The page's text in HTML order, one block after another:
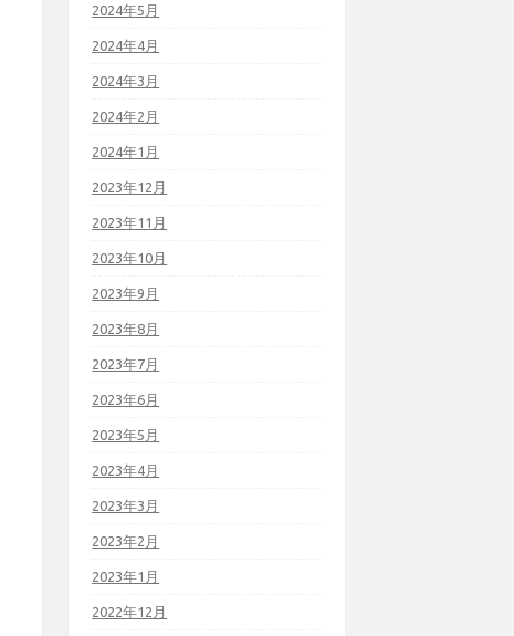
2024年5月
2024年4月
2024年3月
2024年2月
2024年1月
2023年12月
2023年11月
2023年10月
2023年9月
2023年8月
2023年7月
2023年6月
2023年5月
2023年4月
2023年3月
2023年2月
2023年1月
2022年12月